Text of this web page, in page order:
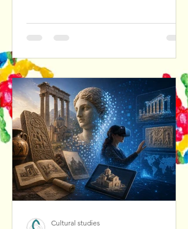
tu jest. Polska–Ukraina–Europa: Nowy
відкриття Центру польсько-
української співпраці. У співпраці з
польським колегою було
підготовлено та представлено
наукову доповідь, присвячену
актуальним питанням польсько-
української взаємодії в
європейському контексті.
Cultural studies